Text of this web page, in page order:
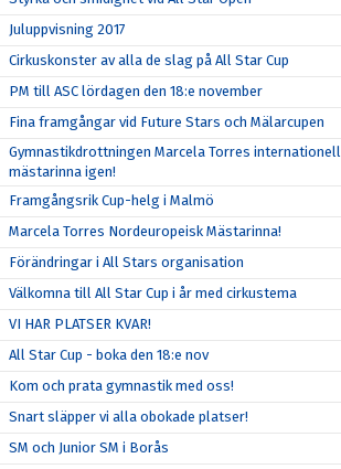
Juluppvisning 2017
Cirkuskonster av alla de slag på All Star Cup
PM till ASC lördagen den 18:e november
Fina framgångar vid Future Stars och Mälarcupen
Gymnastikdrottningen Marcela Torres internationell
mästarinna igen!
Framgångsrik Cup-helg i Malmö
Marcela Torres Nordeuropeisk Mästarinna!
Förändringar i All Stars organisation
Välkomna till All Star Cup i år med cirkustema
VI HAR PLATSER KVAR!
All Star Cup - boka den 18:e nov
Kom och prata gymnastik med oss!
Snart släpper vi alla obokade platser!
SM och Junior SM i Borås